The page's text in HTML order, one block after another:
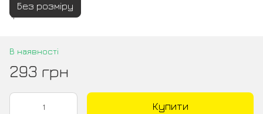
Без розміру
В наявності
293 грн
Купити